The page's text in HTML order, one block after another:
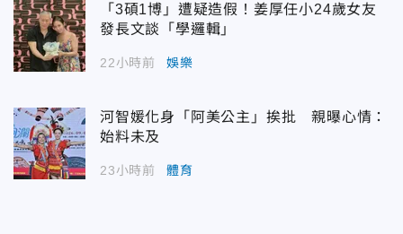
「3碩1博」遭疑造假！姜厚任小24歲女友
發長文談「學邏輯」
22小時前 娛樂
河智媛化身「阿美公主」挨批 親曝心情：
始料未及
23小時前 體育